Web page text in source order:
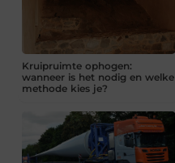
Kruipruimte ophogen:
wanneer is het nodig en welke
methode kies je?